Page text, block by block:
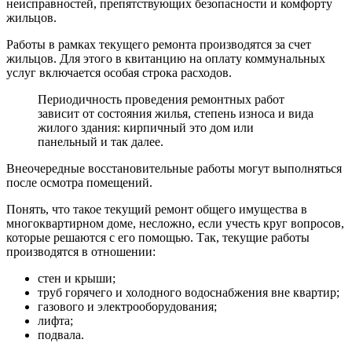
неисправностей, препятствующих безопасности и комфорту
жильцов.
Работы в рамках текущего ремонта производятся за счет
жильцов. Для этого в квитанцию на оплату коммунальных
услуг включается особая строка расходов.
Периодичность проведения ремонтных работ
зависит от состояния жилья, степень износа и вида
жилого здания: кирпичный это дом или
панельный и так далее.
Внеочередные восстановительные работы могут выполняться
после осмотра помещений.
Понять, что такое текущий ремонт общего имущества в
многоквартирном доме, несложно, если учесть круг вопросов,
которые решаются с его помощью. Так, текущие работы
производятся в отношении:
стен и крыши;
труб горячего и холодного водоснабжения вне квартир;
газового и электрооборудования;
лифта;
подвала.